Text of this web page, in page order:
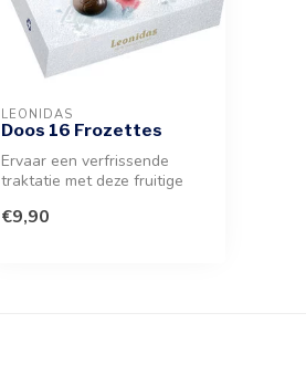
LEONIDAS
Doos 16 Frozettes
Ervaar een verfrissende
traktatie met deze fruitige
€9,90